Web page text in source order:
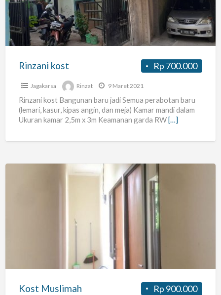
Rp 700.000
Rinzani kost
Jagakarsa Rinzat 9 Maret 2021
Rinzani kost Bangunan baru jadi Semua perabotan baru
(lemari, kasur, kipas angin, dan meja) Kamar mandi dalam
Ukuran kamar 2,5m x 3m Keamanan garda RW[…]
Rp 900.000
Kost Muslimah